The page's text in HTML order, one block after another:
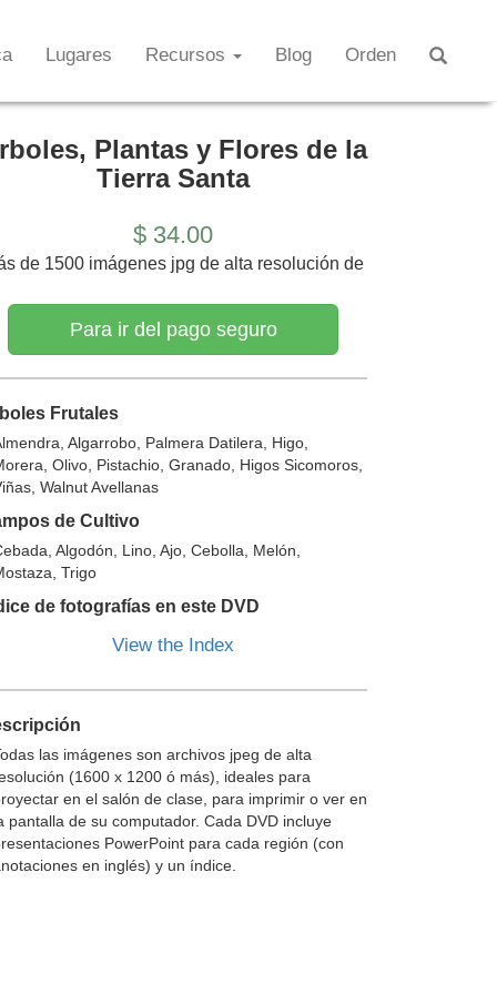
Lugares Recursos Blog Orden
Plantas y Flores de la
Tierra Santa
$ 34.00
de 1500 imágenes jpg de alta resolución de
Para ir del pago seguro
Frutales
Algarrobo, Palmera Datilera, Higo,
Olivo, Pistachio, Granado, Higos Sicomoros,
Walnut Avellanas
de Cultivo
Algodón, Lino, Ajo, Cebolla, Melón,
Trigo
de fotografías en este DVD
View the Index
las imágenes son archivos jpeg de alta
(1600 x 1200 ó más), ideales para
en el salón de clase, para imprimir o ver en
pantalla de su computador. Cada DVD incluye
PowerPoint para cada región (con
en inglés) y un índice.